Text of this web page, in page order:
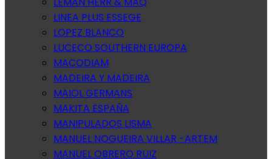
LINEA PLUS ESSEGE
LOPEZ BLANCO
LUCECO SOUTHERN EUROPA
MACODIAM
MADEIRA Y MADEIRA
MAIOL GERMANS
MAKITA ESPAÑA
MANIPULADOS LISMA
MANUEL NOGUEIRA VILLAR -ARTEM
MANUEL OBRERO RUIZ